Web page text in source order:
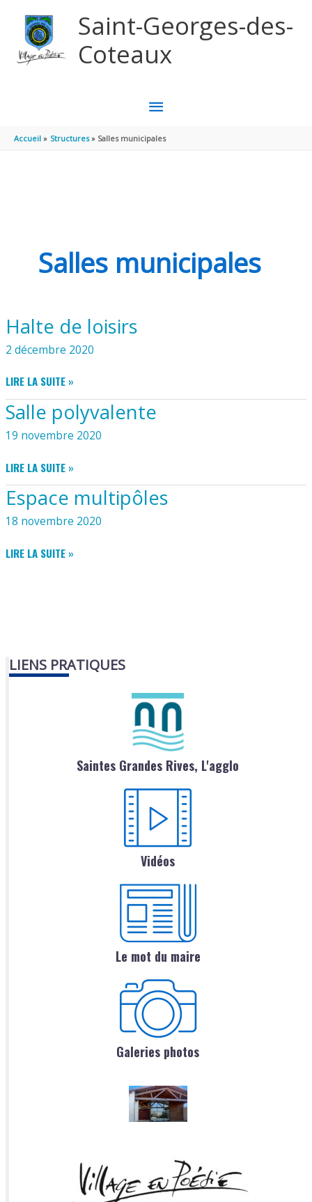
Saint-Georges-des-
Coteaux
MENU
PRINCIPAL
Accueil Structures Salles municipales
Salles municipales
Halte de loisirs
2 décembre 2020
HALTE
DE
LOISIRS
LIRE LA SUITE »
Salle polyvalente
19 novembre 2020
SALLE
POLYVALENTE
LIRE LA SUITE »
Espace multipôles
18 novembre 2020
ESPACE
LIRE LA SUITE »
LIENS PRATIQUES
Saintes Grandes Rives, L'agglo
Vidéos
Le mot du maire
Galeries photos